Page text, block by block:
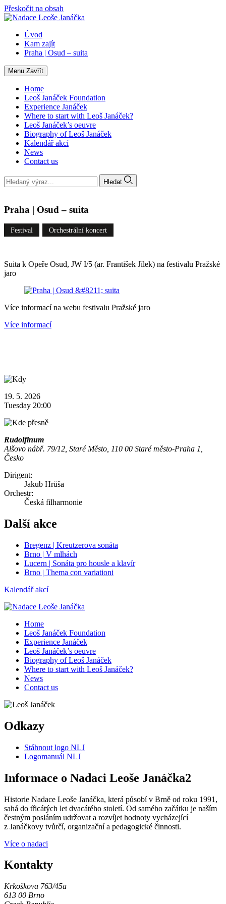
Přeskočit na obsah
Úvod
Kam zajít
Praha | Osud – suita
Menu Zavřít
Home
Leoš Janáček Foundation
Experience Janáček
Where to start with Leoš Janáček?
Leoš Janáček’s oeuvre
Biography of Leoš Janáček
Kalendář akcí
News
Contact us
Hledat
Praha | Osud – suita
Festival Orchestrální koncert
Suita k Opeře Osud, JW I/5 (ar. František Jílek) na festivalu Pražské
jaro
Více informací na webu festivalu Pražské jaro
Více informací
19. 5. 2026
Tuesday 20:00
Rudolfinum
Alšovo nábř. 79/12, Staré Město, 110 00 Staré město-Praha 1,
Česko
Dirigent:
Jakub Hrůša
Orchestr:
Česká filharmonie
Další akce
Bregenz | Kreutzerova sonáta
Brno | V mlhách
Lucern | Sonáta pro housle a klavír
Brno | Thema con variationi
Kalendář akcí
Home
Leoš Janáček Foundation
Experience Janáček
Leoš Janáček’s oeuvre
Biography of Leoš Janáček
Where to start with Leoš Janáček?
News
Contact us
Odkazy
Stáhnout logo NLJ
Logomanuál NLJ
Informace o Nadaci Leoše Janáčka2
Historie Nadace Leoše Janáčka, která působí v Brně od roku 1991,
sahá do třicátých let dvacátého století. Od samého začátku je naším
čestným posláním udržovat a rozvíjet hodnoty vycházející
z Janáčkovy tvůrčí, organizační a pedagogické činnosti.
Více o nadaci
Kontakty
Krkoškova 763/45a
613 00 Brno